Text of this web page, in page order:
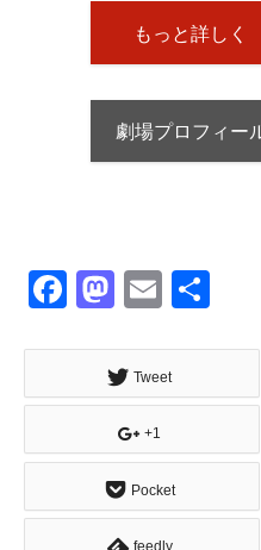
もっと詳し
劇場プロフィ
Facebook
Mastodon
Email
Tweet
+1
Pocket
feedly